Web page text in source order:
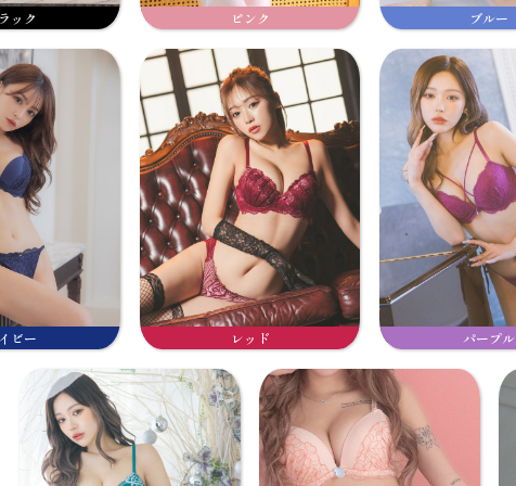
ック ピンク ブルー
ビー レッド パープル